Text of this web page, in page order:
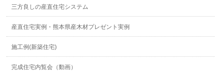
三方良しの産直住宅システム
産直住宅実例・熊本県産木材プレゼント実例
施工例(新築住宅)
完成住宅内覧会（動画）